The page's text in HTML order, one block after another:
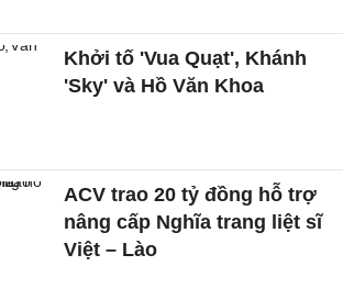
Khởi tố 'Vua Quạt', Khánh
'Sky' và Hồ Văn Khoa
ACV trao 20 tỷ đồng hỗ trợ
nâng cấp Nghĩa trang liệt sĩ
Việt – Lào